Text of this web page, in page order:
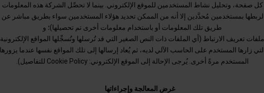
كل صفحة، وتحليل نشاط المستخدمين للموقع الإلكتروني. بينما لا تحصِّل الشركة هذه المعلومات
لربطها بمستخدمين مُحدَّدين إلا أنه من الممكن تحديد هؤلاء المستخدمين سواء بطريق مباشر عن
طريق تلك المعلومات أو باستخدام معلومات أخرى تم تحصيلها)؛ و
ملفات تعريف الارتباط (أي الملفات ذات النص الصغير التي قد تُرسلها وتُسجِّلها المواقع الإلكترونية
التي زارها المستخدم على الحاسب الآلي لديه، ثم يُعاد إرسالها إلى تلك المواقع نفسها عندما يزورها
المستخدم مرةً أخرى. يُرجى الإحالة إلى الموقع الإلكتروني: Cookie Policy للتفاصيل).
غرض المعالجة وإجراءاتها